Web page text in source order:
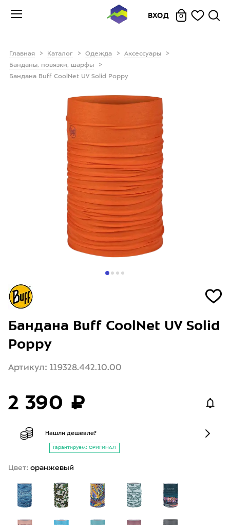
ВХОД 0
Главная Каталог Одежда
Аксессуары
Банданы, повязки, шарфы
Бандана Buff CoolNet UV Solid Poppy
Бандана Buff CoolNet UV Solid
Poppy
Артикул: 119328.442.10.00
2 390 ₽
Нашли дешевле?
Гарантируем: ОРИГИНАЛ
Цвет: оранжевый